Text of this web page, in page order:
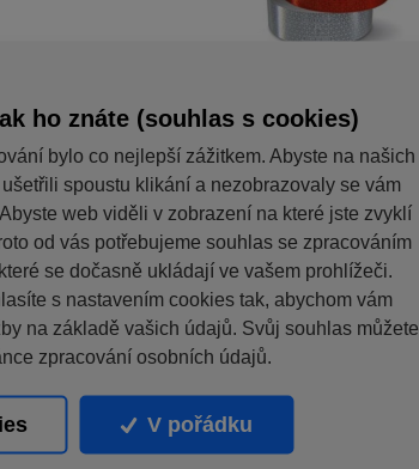
ho znáte (souhlas s cookies)
bylo co nejlepší zážitkem. Abyste na našich
spoustu klikání a nezobrazovaly se vám
web viděli v zobrazení na které jste zvyklí
od vás potřebujeme souhlas se zpracováním
se dočasně ukládají ve vašem prohlížeči.
s nastavením cookies tak, abychom vám
na základě vašich údajů. Svůj souhlas můžete
zpracování osobních údajů.
V pořádku